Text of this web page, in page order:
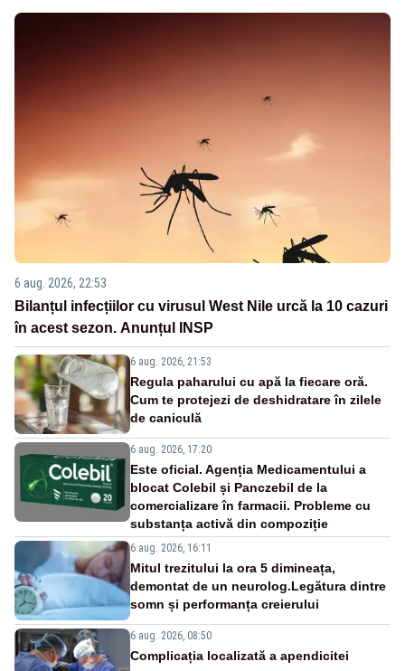
6 aug. 2026, 22:53
Bilanțul infecțiilor cu virusul West Nile urcă la 10 cazuri
în acest sezon. Anunțul INSP
6 aug. 2026, 21:53
Regula paharului cu apă la fiecare oră.
Cum te protejezi de deshidratare în zilele
de caniculă
6 aug. 2026, 17:20
Este oficial. Agenția Medicamentului a
blocat Colebil și Panczebil de la
comercializare în farmacii. Probleme cu
substanța activă din compoziție
6 aug. 2026, 16:11
Mitul trezitului la ora 5 dimineața,
demontat de un neurolog.Legătura dintre
somn și performanța creierului
6 aug. 2026, 08:50
Complicația localizată a apendicitei